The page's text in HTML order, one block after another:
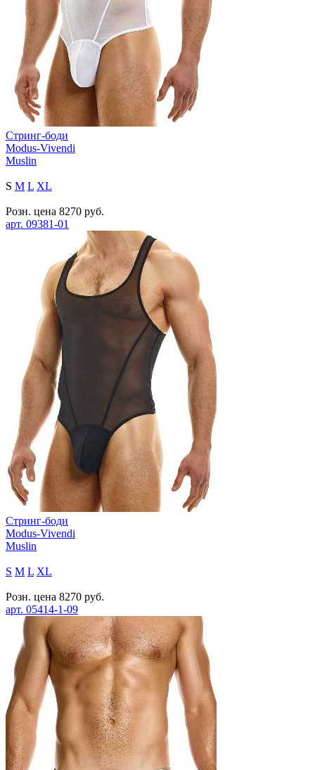
Стринг-боди
Modus-Vivendi
Muslin
S M L XL
Розн. цена 8270 руб.
арт. 09381-01
Стринг-боди
Modus-Vivendi
Muslin
S M L XL
Розн. цена 8270 руб.
арт. 05414-1-09